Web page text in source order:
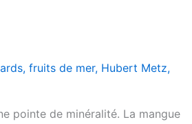
, fruits de mer, Hubert Metz,
pointe de minéralité. La mangue